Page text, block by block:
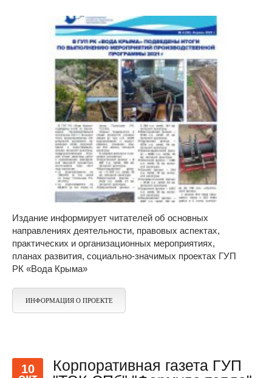
Издание информирует читателей об основных
направлениях деятельности, правовых аспектах,
практических и организационных мероприятиях,
планах развития, социально-значимых проектах ГУП
РК «Вода Крыма»
ИНФОРМАЦИЯ О ПРОЕКТЕ
10
Корпоративная газета ГУП